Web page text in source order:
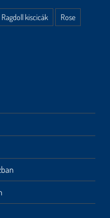
Ragdoll kiscicák
Rose